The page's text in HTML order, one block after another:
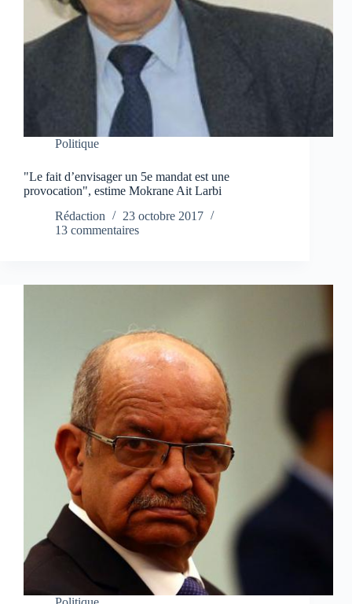
Politique
"Le fait d’envisager un 5e mandat est une
provocation", estime Mokrane Ait Larbi
Rédaction
23 octobre 2017
13 commentaires